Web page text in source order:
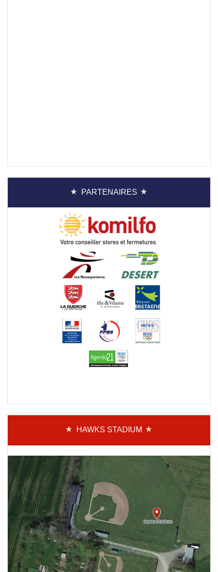
PARTENAIRES
HAWKS STADIUM